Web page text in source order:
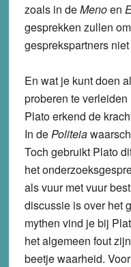
zoals in deMenoen
gesprekken zullen
gesprekspartners
En wat je kunt doen
proberen te
Plato erkend de
In dePoliteia
Toch gebruikt Plato
het
als vuur met vuur
discussie is over het
mythen vind je bij
het algemeen fout
beetje waarheid.